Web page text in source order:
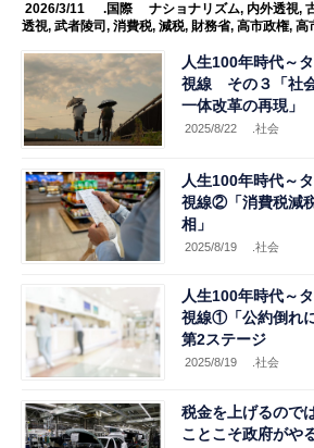
2026/3/11 .国際 ナショナリズム, 内外透視,
透視,武者陵司,消費税,減税,財務省,高市政権,高
人生100年時代～
視線 その３「社
一体改革の再現」
2025/8/22 .社会
人生100年時代～
視線②「消費税減
相」
2025/8/19 .社会
人生100年時代～
視線①「公約倒れ
第2ステージ
2025/8/19 .社会
税金を上げるので
ことこそ政府がや